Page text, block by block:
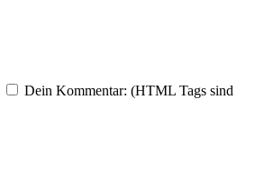
Dein Kommentar: (HTML Tags sind